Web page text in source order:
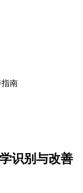
南
识别与改善